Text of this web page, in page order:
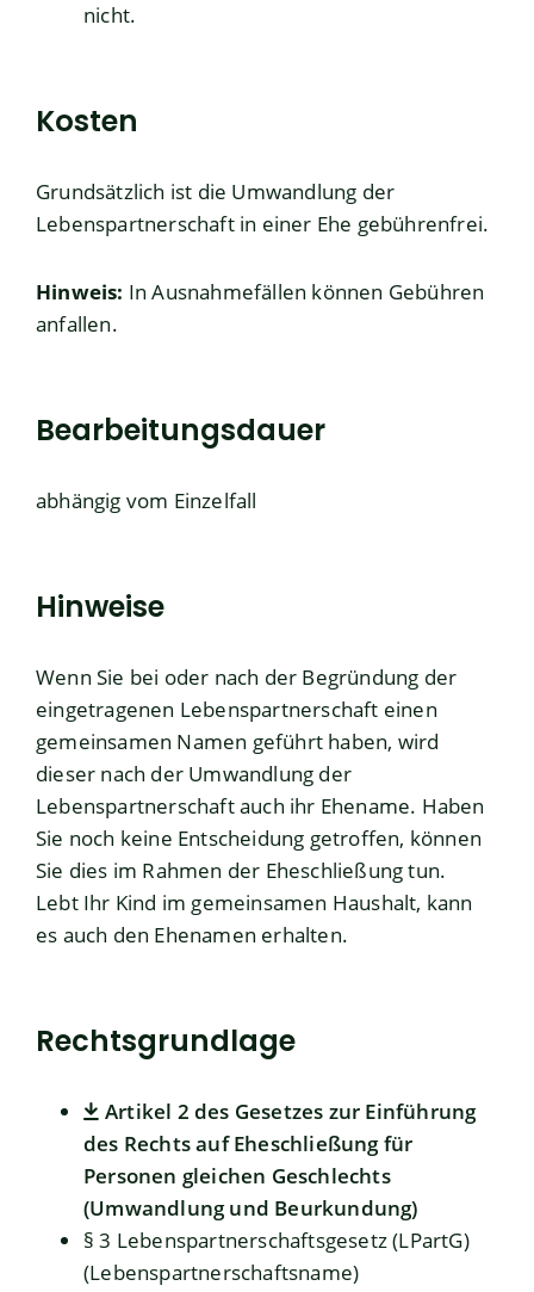
nicht.
Kosten
Grundsätzlich ist die Umwandlung der
Lebenspartnerschaft in einer Ehe gebührenfrei.
Hinweis: In Ausnahmefällen können Gebühren
anfallen.
Bearbeitungsdauer
abhängig vom Einzelfall
Hinweise
Wenn Sie bei oder nach der Begründung der
eingetragenen Lebenspartnerschaft einen
gemeinsamen Namen geführt haben, wird
dieser nach der Umwandlung der
Lebenspartnerschaft auch ihr Ehename. Haben
Sie noch keine Entscheidung getroffen, können
Sie dies im Rahmen der Eheschließung tun.
Lebt Ihr Kind im gemeinsamen Haushalt, kann
es auch den Ehenamen erhalten.
Rechtsgrundlage
Artikel 2 des Gesetzes zur Einführung
des Rechts auf Eheschließung für
Personen gleichen Geschlechts
(Umwandlung und Beurkundung)
§ 3 Lebenspartnerschaftsgesetz (LPartG)
(Lebenspartnerschaftsname)